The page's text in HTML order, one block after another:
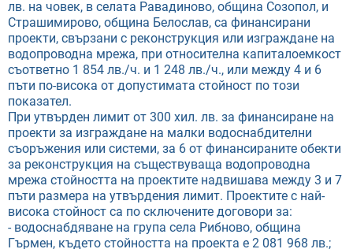
лв. на човек, в селата Равадиново, община Созопол, и
Страшимирово, община Белослав, са финансирани
проекти, свързани с реконструкция или изграждане на
водопроводна мрежа, при относителна капиталоемкост
съответно 1 854 лв./ч. и 1 248 лв./ч., или между 4 и 6
пъти по-висока от допустимата стойност по този
показател.
При утвърден лимит от 300 хил. лв. за финансиране на
проекти за изграждане на малки водоснабдителни
съоръжения или системи, за 6 от финансираните обекти
за реконструкция на съществуваща водопроводна
мрежа стойността на проектите надвишава между 3 и 7
пъти размера на утвърдения лимит. Проектите с най-
висока стойност са по сключените договори за:
- водоснабдяване на група села Рибново, община
Гърмен, където стойността на проекта е 2 081 968 лв.;